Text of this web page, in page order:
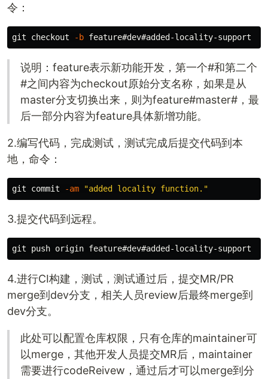
令：
git checkout -b
说明：feature表示新功能开发，第一个#和第二个
#之间内容为checkout原始分支名称，如果是从
master分支切换出来，则为feature#master#，最
后一部分内容为feature具体新增功能。
2.编写代码，完成测试，测试完成后提交代码到本
地，命令：
git commit -am "added locality function."
3.提交代码到远程。
4.进行CI构建，测试，测试通过后，提交MR/PR
merge到dev分支，相关人员review后最终merge到
dev分支。
此处可以配置仓库权限，只有仓库的maintainer可
以merge，其他开发人员提交MR后，maintainer
需要进行codeReivew，通过后才可以merge到分